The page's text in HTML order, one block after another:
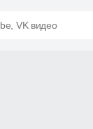
VK видео